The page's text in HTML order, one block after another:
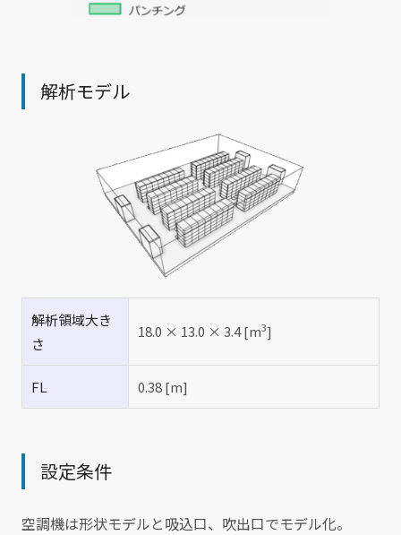
解析モデル
解析領域大き
さ
18.0 × 13.0 × 3.4 [m3]
FL 0.38 [m]
設定条件
空調機は形状モデルと吸込口、吹出口でモデル化。